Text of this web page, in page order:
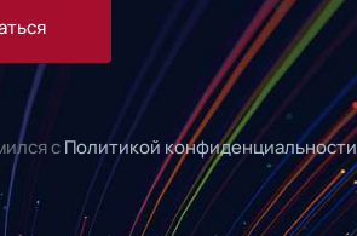
сПолитикой конфиденциальности